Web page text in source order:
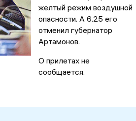
желтый режим воздушной
опасности. А 6.25 его
отменил губернатор
Артамонов.
О прилетах не
сообщается.